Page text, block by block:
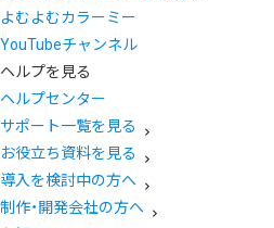
よむよむカラーミー
YouTubeチャンネル
ヘルプを見る
ヘルプセンター
サポート一覧を見る
お役立ち資料を見る
導入を検討中の方へ
制作・開発会社の方へ